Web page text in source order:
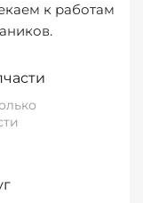
к работам